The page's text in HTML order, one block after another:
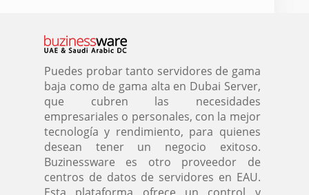
Puedes probar tanto servidores de gama
baja como de gama alta en Dubai Server,
que cubren las necesidades
empresariales o personales, con la mejor
tecnología y rendimiento, para quienes
desean tener un negocio exitoso.
Buzinessware es otro proveedor de
centros de datos de servidores en EAU.